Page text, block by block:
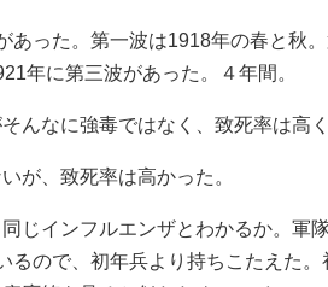
あった。第一波は1918年の春と秋
年に第三波があった。４年間。
んなに強毒ではなく、致死率は高
が、致死率は高かった。
じインフルエンザとわかるか。軍
るので、初年兵より持ちこたえた